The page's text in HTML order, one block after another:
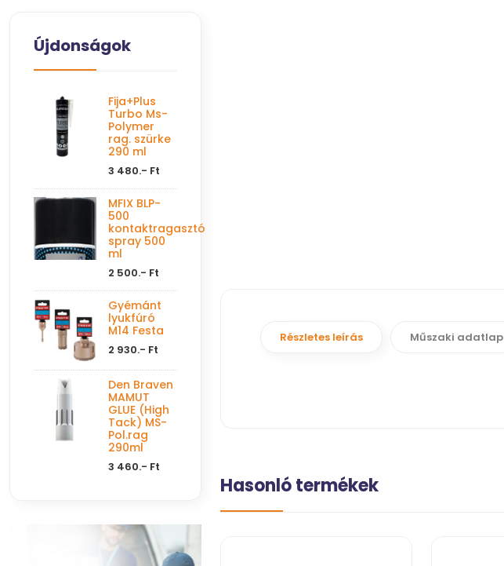
Részletes leírás Műszaki adatlap
Hasonló termékek
Újdonságok
Fija+Plus
Turbo Ms-
Polymer
rag. szürke
290 ml
3 480.- Ft
MFIX BLP-
500
kontaktragasztó
spray 500
ml
2 500.- Ft
Gyémánt
lyukfúró
M14 Festa
2 930.- Ft
Den Braven
MAMUT
GLUE (High
Tack) MS-
Pol.rag
290ml
3 460.- Ft